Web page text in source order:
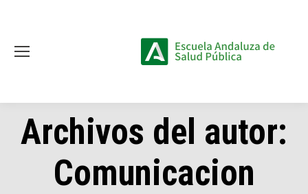
Archivos del autor:
Comunicacion